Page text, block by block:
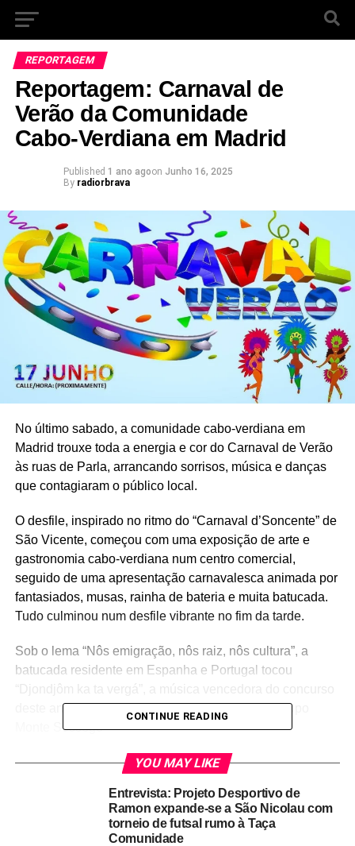
REPORTAGEM
Reportagem: Carnaval de
Verão da Comunidade
Cabo‑Verdiana em Madrid
Published 1 ano agoon Junho 16, 2025
By radiorbrava
No último sabado, a comunidade cabo‑verdiana em
Madrid trouxe toda a energia e cor do Carnaval de Verão
às ruas de Parla, arrancando sorrisos, música e danças
que contagiaram o público local.
O desfile, inspirado no ritmo do “Carnaval d’Soncente” de
São Vicente, começou com uma exposição de arte e
gastronomia cabo-verdiana num centro comercial,
seguido de uma apresentação carnavalesca animada por
fantasiados, musas, rainha de bateria e muita batucada.
Tudo culminou num desfile vibrante no fim da tarde.
Sob o lema “Nôs emigração, nôs raiz, nôs cultura”, a
batucada residente em Espanha e Portugal tocou
deste ano, criada por Constantino Cardoso do grupo
Monte Sossego
Programa diversificado: O evento incluiu piquenique num
discoteca, garantindo diversão para todas as idades
🎧 Reportagem em áudio
CONTINUE READING
YOU MAY LIKE
Entrevista: Projeto Desportivo de
Ramon expande-se a São Nicolau com
torneio de futsal rumo à Taça
Comunidade